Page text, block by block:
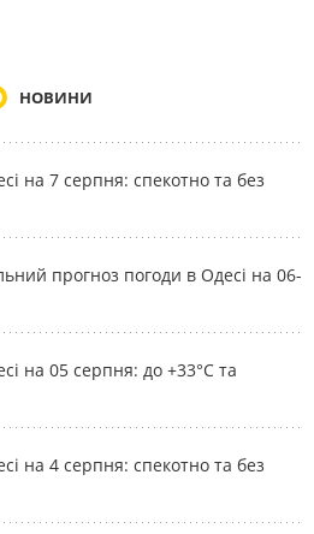
НОВИНИ
на 7 серпня: спекотно та без
прогноз погоди в Одесі на 06-
на 05 серпня: до +33°С та
на 4 серпня: спекотно та без